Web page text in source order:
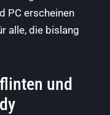
PC erscheinen
alle, die bislang
und